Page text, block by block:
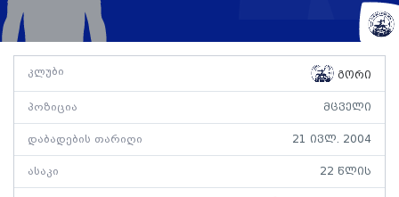
კლუბი გორი
პოზიცია მცველი
დაბადების თარიღი 21 ივლ. 2004
ასაკი 22 წლის